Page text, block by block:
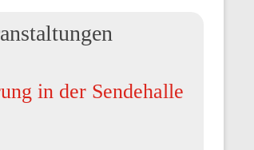
in der Sendehalle